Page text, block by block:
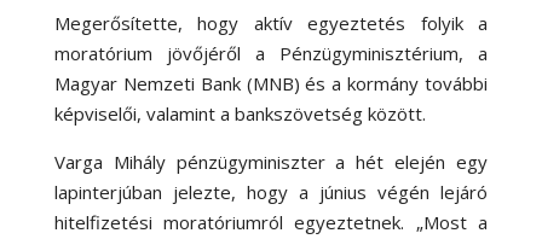
Megerősítette, hogy aktív egyeztetés folyik a
moratórium jövőjéről a Pénzügyminisztérium, a
Magyar Nemzeti Bank (MNB) és a kormány további
képviselői, valamint a bankszövetség között.
Varga Mihály pénzügyminiszter a hét elején egy
lapinterjúban jelezte, hogy a június végén lejáró
hitelfizetési moratóriumról egyeztetnek. „Most a